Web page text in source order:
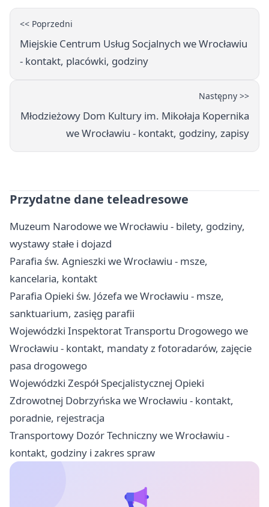
<< Poprzedni
Miejskie Centrum Usług Socjalnych we Wrocławiu
- kontakt, placówki, godziny
Następny >>
Młodzieżowy Dom Kultury im. Mikołaja Kopernika
we Wrocławiu - kontakt, godziny, zapisy
Przydatne dane teleadresowe
Muzeum Narodowe we Wrocławiu - bilety, godziny,
wystawy stałe i dojazd
Parafia św. Agnieszki we Wrocławiu - msze,
kancelaria, kontakt
Parafia Opieki św. Józefa we Wrocławiu - msze,
sanktuarium, zasięg parafii
Wojewódzki Inspektorat Transportu Drogowego we
Wrocławiu - kontakt, mandaty z fotoradarów, zajęcie
pasa drogowego
Wojewódzki Zespół Specjalistycznej Opieki
Zdrowotnej Dobrzyńska we Wrocławiu - kontakt,
poradnie, rejestracja
Transportowy Dozór Techniczny we Wrocławiu -
kontakt, godziny i zakres spraw